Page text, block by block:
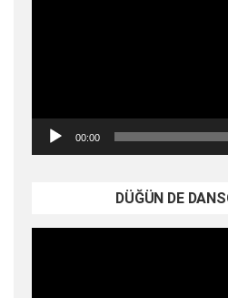
00:00
DÜĞÜN DE